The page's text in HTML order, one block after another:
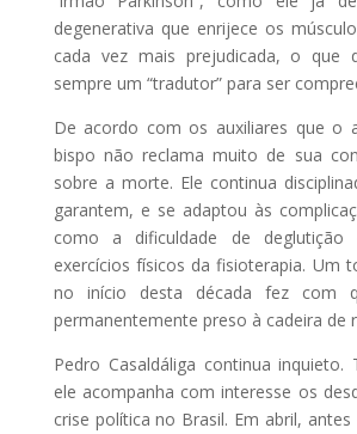
degenerativa que enrijece os
cada vez mais prejudicada, o que
sempre um “tradutor” para ser
De acordo com os auxiliares que o
bispo não reclama muito de sua
sobre a morte. Ele continua
garantem, e se adaptou às
como a dificuldade de
exercícios físicos da fisioterapia. Um
no início desta década fez com
permanentemente preso à cadeira de
Pedro Casaldáliga continua inquieto.
ele acompanha com interesse os
crise política no Brasil. Em abril,